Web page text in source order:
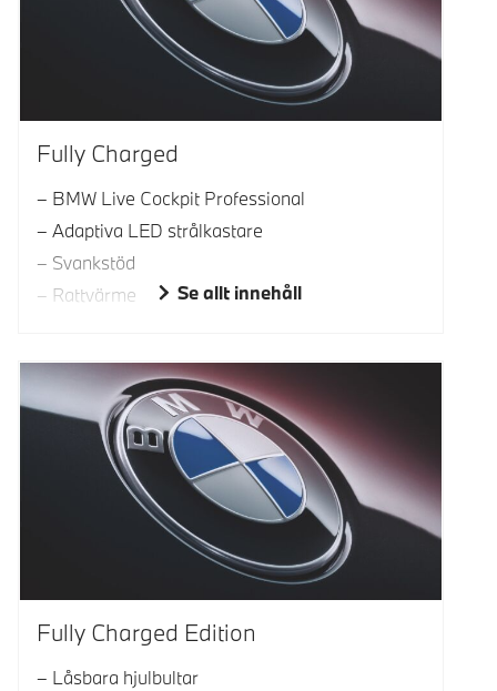
Fully Charged
BMW Live Cockpit Professional
Adaptiva LED strålkastare
Svankstöd
Rattvärme
Se allt innehåll
Fully Charged Edition
Låsbara hjulbultar